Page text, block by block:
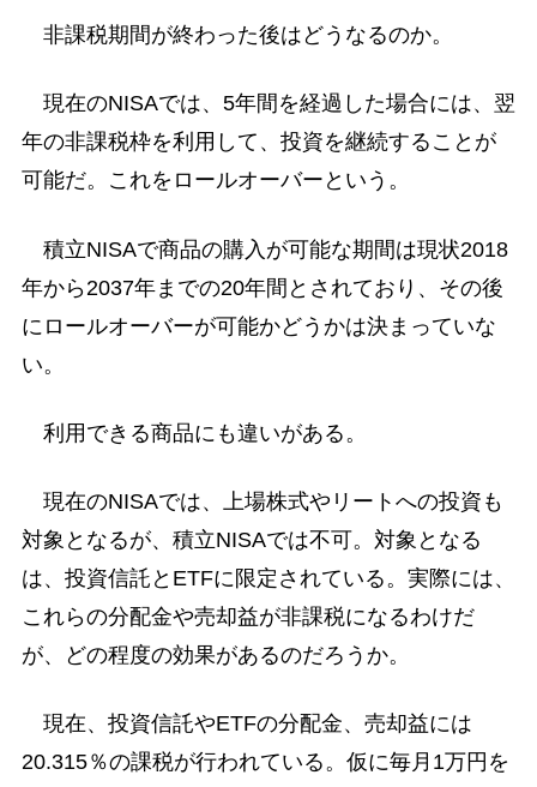
非課税期間が終わった後はどうなるのか。
現在のNISAでは、5年間を経過した場合には、翌
年の非課税枠を利用して、投資を継続することが
可能だ。これをロールオーバーという。
積立NISAで商品の購入が可能な期間は現状2018
年から2037年までの20年間とされており、その後
にロールオーバーが可能かどうかは決まっていな
い。
利用できる商品にも違いがある。
現在のNISAでは、上場株式やリートへの投資も
対象となるが、積立NISAでは不可。対象となる
は、投資信託とETFに限定されている。実際には、
これらの分配金や売却益が非課税になるわけだ
が、どの程度の効果があるのだろうか。
現在、投資信託やETFの分配金、売却益には
20.315％の課税が行われている。仮に毎月1万円を